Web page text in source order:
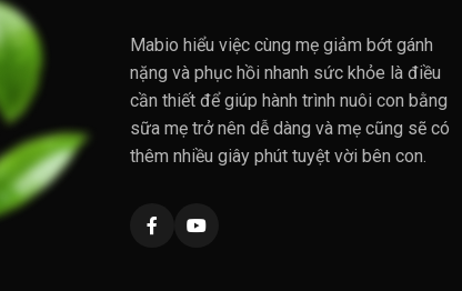
Mabio hiểu việc cùng mẹ giảm bớt gánh
nặng và phục hồi nhanh sức khỏe là điều
cần thiết để giúp hành trình nuôi con bằng
sữa mẹ trở nên dễ dàng và mẹ cũng sẽ có
thêm nhiều giây phút tuyệt vời bên con.